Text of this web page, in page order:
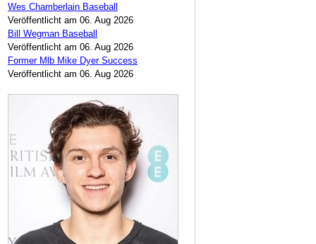
Wes Chamberlain Baseball
Veröffentlicht am 06. Aug 2026
Bill Wegman Baseball
Veröffentlicht am 06. Aug 2026
Former Mlb Mike Dyer Success
Veröffentlicht am 06. Aug 2026